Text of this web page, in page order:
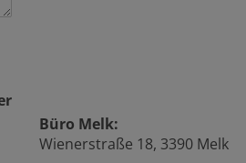
Büro Melk:
Wienerstraße 18, 3390 Melk